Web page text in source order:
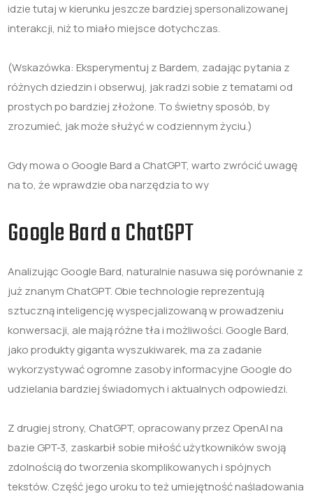
idzie tutaj w kierunku jeszcze bardziej spersonalizowanej
interakcji, niż to miało miejsce dotychczas.
(Wskazówka: Eksperymentuj z Bardem, zadając pytania z
różnych dziedzin i obserwuj, jak radzi sobie z tematami od
prostych po bardziej złożone. To świetny sposób, by
zrozumieć, jak może służyć w codziennym życiu.)
Gdy mowa o Google Bard a ChatGPT, warto zwrócić uwagę
na to, że wprawdzie oba narzędzia to wy
Google Bard a ChatGPT
Analizując Google Bard, naturalnie nasuwa się porównanie z
już znanym ChatGPT. Obie technologie reprezentują
sztuczną inteligencję wyspecjalizowaną w prowadzeniu
konwersacji, ale mają różne tła i możliwości. Google Bard,
jako produkty giganta wyszukiwarek, ma za zadanie
wykorzystywać ogromne zasoby informacyjne Google do
udzielania bardziej świadomych i aktualnych odpowiedzi.
Z drugiej strony, ChatGPT, opracowany przez OpenAI na
bazie GPT-3, zaskarbił sobie miłość użytkowników swoją
zdolnością do tworzenia skomplikowanych i spójnych
tekstów. Część jego uroku to też umiejętność naśladowania